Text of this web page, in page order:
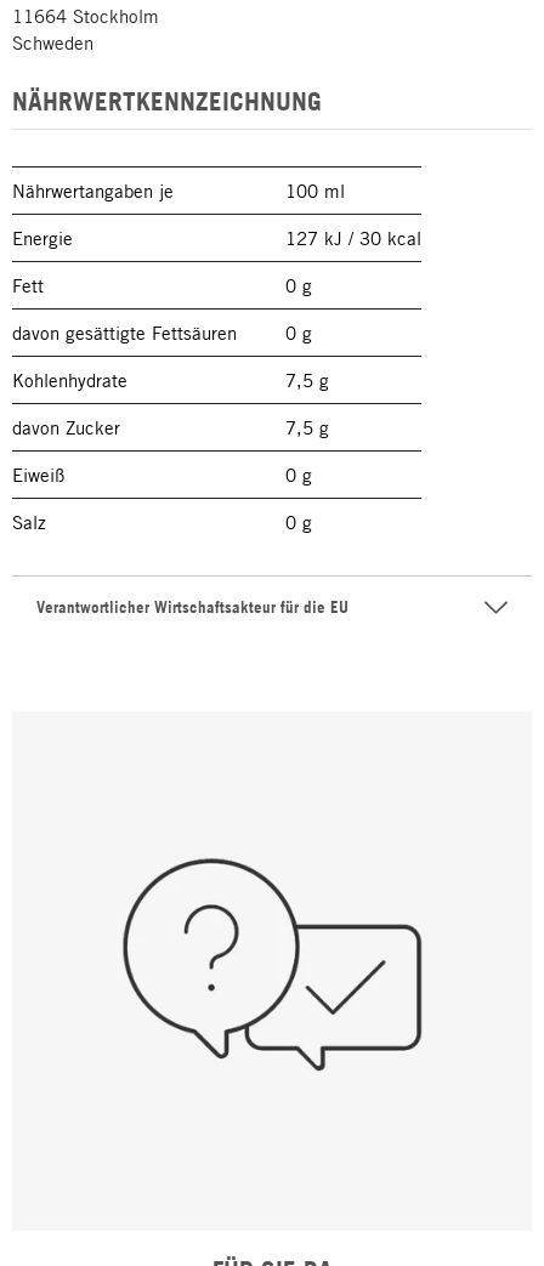
11664 Stockholm
Schweden
NÄHRWERTKENNZEICHNUNG
Nährwertangaben je 100 ml
Energie 127 kJ / 30 kcal
Fett 0 g
davon gesättigte Fettsäuren 0 g
Kohlenhydrate 7,5 g
davon Zucker 7,5 g
Eiweiß 0 g
Salz 0 g
Verantwortlicher Wirtschaftsakteur für die EU